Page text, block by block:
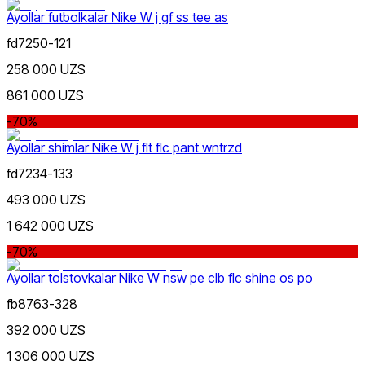
Ayollar futbolkalar Nike W j gf ss tee as
fd7250-121
258 000 UZS
861 000 UZS
-70%
Ayollar shimlar Nike W j flt flc pant wntrzd
fd7234-133
493 000 UZS
1 642 000 UZS
-70%
Ayollar tolstovkalar Nike W nsw pe clb flc shine os po
fb8763-328
392 000 UZS
1 306 000 UZS